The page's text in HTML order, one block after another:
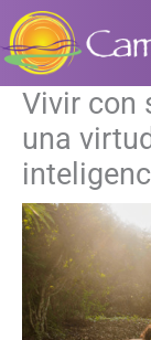
al
contenido
Vivir con
una